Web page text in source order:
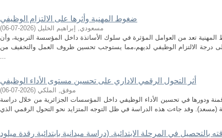
ضغوط المهنية وأثرها على الالتزام الوظيفي
مسعودي, إبراهيم الخليل (
2026-07-06
)
تعد من العوامل المؤثرة في سلوك الأساتذة داخل المؤسسة التربوية، وأن
درجة الالتزام الوظيفي لديهم،مما يستوجب تحسين ظروف العمل والتخفيف من
...
أثر التحول الرقمي الاداري على تحسين مستوى الأداء الوظيفي
موفق, الملكي (
2026-07-06
)
ودورها في تحسين الأداء الوظيفي داخل المؤسسات الجزائرية من خلال دراسة
في المرحلة الابتدائية. (دراسة ميدانية بابتدائية رقدة ميلود